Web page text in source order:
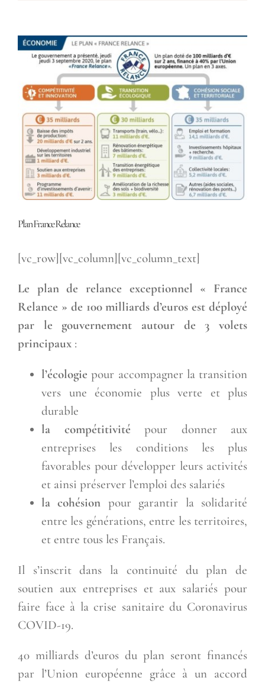
Voir
l'image
agrandie
Plan France Relance
[vc_row][vc_column][vc_column_text]
Le plan de relance exceptionnel « France
Relance » de 100 milliards d’euros est déployé
par le gouvernement autour de 3 volets
principaux :
l’écologie pour accompagner la transition
vers une économie plus verte et plus
durable
la compétitivité pour donner aux
entreprises les conditions les plus
favorables pour développer leurs activités
et ainsi préserver l’emploi des salariés
la cohésion pour garantir la solidarité
entre les générations, entre les territoires,
et entre tous les Français.
Il s’inscrit dans la continuité du plan de
soutien aux entreprises et aux salariés pour
faire face à la crise sanitaire du Coronavirus
COVID-19.
40 milliards d’euros du plan seront financés
par l’Union européenne grâce à un accord